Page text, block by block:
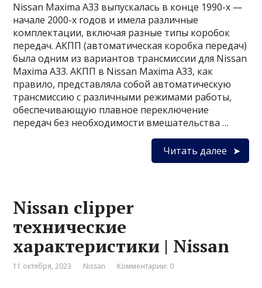
Nissan Maxima A33 выпускалась в конце 1990-х —
начале 2000-х годов и имела различные
комплектации, включая разные типы коробок
передач. АКПП (автоматическая коробка передач)
была одним из вариантов трансмиссии для Nissan
Maxima A33. АКПП в Nissan Maxima A33, как
правило, представляла собой автоматическую
трансмиссию с различными режимами работы,
обеспечивающую плавное переключение
передач без необходимости вмешательства …
Читать далее
Nissan clipper
технические
характеристики | Nissan
11 октября, 2023 Nissan Комментарии: 0